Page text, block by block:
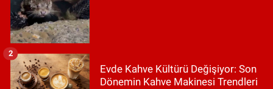
Evde Kahve Kültürü Değişiyor: Son
Dönemin Kahve Makinesi Trendleri
2